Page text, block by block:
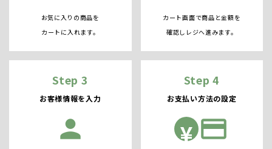
お気に入りの商品を
カートに入れます。
カート画面で商品と金額を
確認しレジへ進みます。
Step 3
お客様情報を入力
person
Step 4
お支払い方法の設定
¥ credit_card